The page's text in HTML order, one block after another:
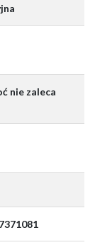
nie zaleca